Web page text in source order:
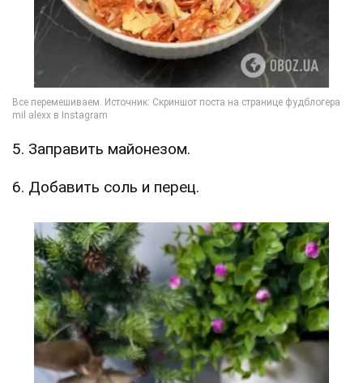
5. Заправить майонезом.
6. Добавить соль и перец.